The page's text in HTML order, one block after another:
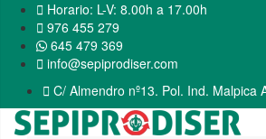
 Horario: L-V: 8.00h a 17.00h
 976 455 279
645 479 369
 info@sepiprodiser.com
 C/ Almendro nº13. Pol. Ind. Malpica